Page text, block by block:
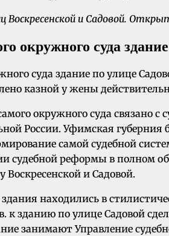
Воскресенской и Садовой.
окружного суда
суда здание по улице
казной у жены
окружного суда связано
России. Уфимская
самой судебной
судебной реформы в полном
Воскресенской и Садовой.
находились в
к зданию по улице Садовой
занимают Управление